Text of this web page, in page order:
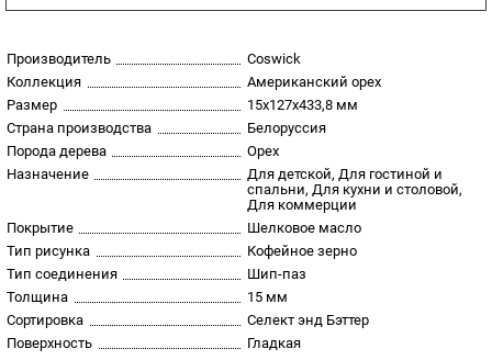
Производитель
Coswick
Коллекция
Американский орех
Размер
15х127х433,8 мм
Страна производства
Белоруссия
Порода дерева
Орех
Назначение
Для детской, Для гостиной и
спальни, Для кухни и столовой,
Для коммерции
Покрытие
Шелковое масло
Тип рисунка
Кофейное зерно
Тип соединения
Шип-паз
Толщина
15 мм
Сортировка
Селект энд Бэттер
Поверхность
Гладкая